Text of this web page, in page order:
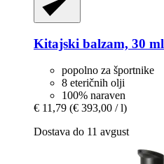
Kitajski balzam, 30 ml
popolno za športnike
8 eteričnih olji
100% naraven
€ 11,79 (€ 393,00 / l)
Dostava do 11 avgust